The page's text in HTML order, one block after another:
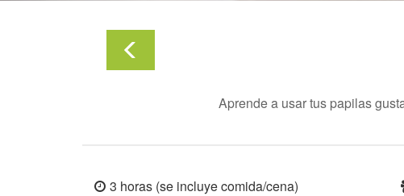
Aprende a usar tus papilas
3 horas (se incluye comida/cena)